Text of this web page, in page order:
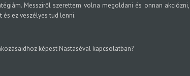
Messziről szerettem volna megoldani és onnan akciózni,
ez veszélyes tud lenni.
képest Nastaséval kapcsolatban?